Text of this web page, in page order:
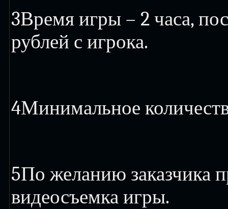
3Время игры – 2 часа,
рублей с игрока.
4Минимальное
5По желанию заказчика
видеосъемка игры.